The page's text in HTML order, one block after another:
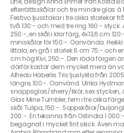
efterrättsskålar och tre mindre glas á
Festivo ljusstakar i tre olika storlekar
två 130:- och med tre ring 160:-
250:-, en skål i klar färg, 4x13,6 cm
miniskålar för 150:-. Oanvända.
Iittala, en grå i storlek 6 cm 75:- och
cm hög Kivi, 250:-. Den röda färgen
därför kostar dem mycket mera än
Alfredo Häberlis Tris ljuslykta från
längre, 100:-. Oanvänd. Ulrika
snappsglas/sherry/likör, sex stycken,
Glas Mine Tumbler, fem i tre olika
skål Tulipa, 150:-. Soppskålar/
200:-. En tekanna från Ostindia 1
begagnat i mycket fint skick. Även